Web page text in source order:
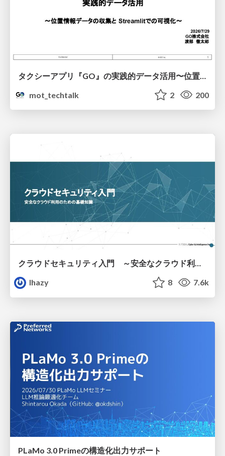
mot_techtalk
2 200
クラウドセキュリティ入門 ～安全なクラウド利用のための基礎知識～
lhazy
8 7.6k
PLaMo 3.0 Primeの構造化出力サポート